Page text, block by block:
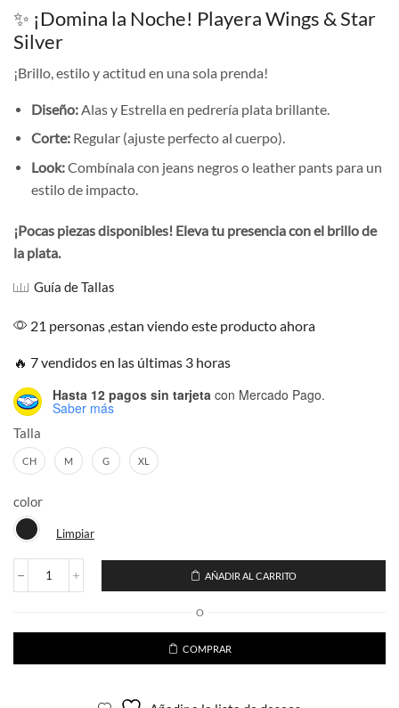
precios:
hasta
$419.00
✨ ¡Domina la Noche! Playera Wings & Star
Silver
¡Brillo, estilo y actitud en una sola prenda!
Diseño:Alas y Estrella en pedrería plata brillante.
Corte: Regular (ajuste perfecto al cuerpo).
Look:Combínala con jeans negros o leather pants para un
estilo de impacto.
¡Pocas piezas disponibles! Eleva tu presencia con el brillo de
la plata.
Guía de Tallas
21 personas ,estan viendo este producto ahora
🔥 7 vendidos en las últimas 3 horas
Hasta 12 pagos sin tarjeta con Mercado Pago.
Saber más
Talla
CH M G XL
color
Limpiar
Playera
Full
Brillante
AÑADIR AL CARRITO
O
COMPRAR